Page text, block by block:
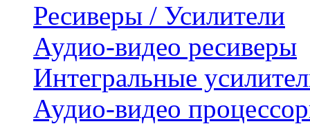
Ресиверы / Усилители
Аудио-видео ресиверы
Интегральные
Аудио-видео